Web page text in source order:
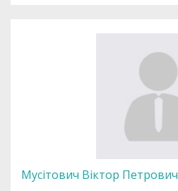
Мусітович Віктор Петрович